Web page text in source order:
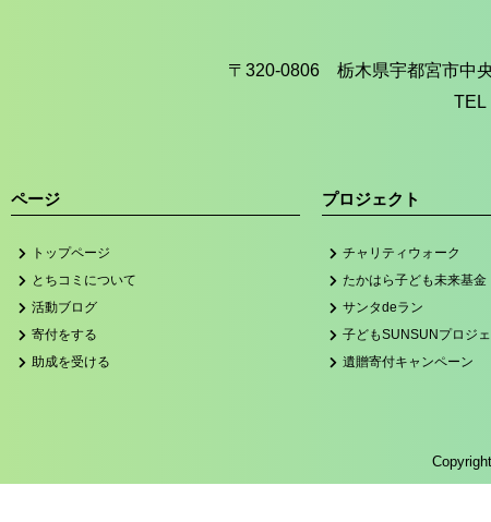
〒320-0806 栃木県宇都宮市中
ページ
トップページ
とちコミについて
活動ブログ
寄付をする
助成を受ける
プロジェクト
チャリティウォーク
たかはら子ども未来基金
サンタdeラン
子どもSUNSUNプロジェ
遺贈寄付キャンペーン